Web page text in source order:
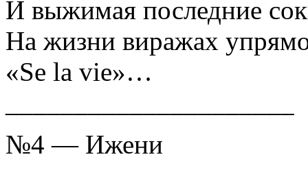
И выжимая последние
На жизни виражах
«Se la vie»…
№4 — Ижени